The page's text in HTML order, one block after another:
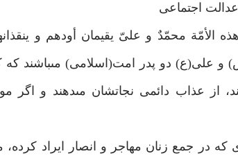
اجتماعى
الأمّة محمّدٌ و علىّ يقيمان أودهم و
محمد(ص) و على(ع) دو پدر امت(اسلامى)
از عذاب دائمى نجاتشان مى‏دهند و اگر
جمع زنان مهاجر و انصار ايراد كرده،